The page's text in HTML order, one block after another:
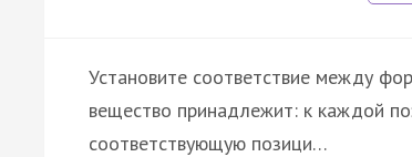
Установите соответствие между
вещество принадлежит: к каждой
соответствующую позици…